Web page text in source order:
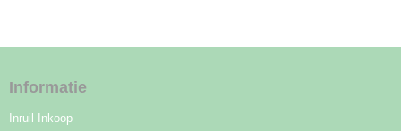
Informatie
Inruil Inkoop